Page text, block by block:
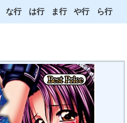
な行
ぬ
は行
ふ
へ
ほ
ま行
む
め
も
や行
よ
わ
ら行